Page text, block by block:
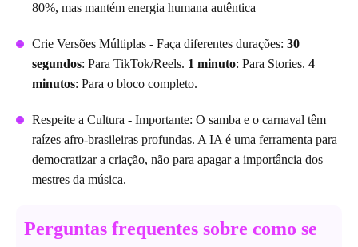
80%, mas mantém energia humana autêntica
Crie Versões Múltiplas - Faça diferentes durações: 30
segundos: Para TikTok/Reels. 1 minuto: Para Stories. 4
minutos: Para o bloco completo.
Respeite a Cultura - Importante: O samba e o carnaval têm
raízes afro-brasileiras profundas. A IA é uma ferramenta para
democratizar a criação, não para apagar a importância dos
mestres da música.
Perguntas frequentes sobre como se